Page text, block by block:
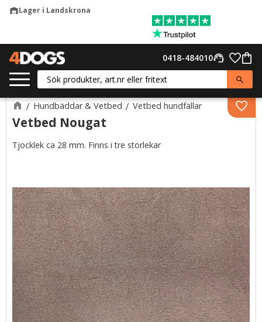
warehouseLager i Landskrona
support_agent
0418-484010
Hundbäddar & Vetbed Vetbed hundfällar
Vetbed Nougat
Tjocklek ca 28 mm. Finns i tre storlekar